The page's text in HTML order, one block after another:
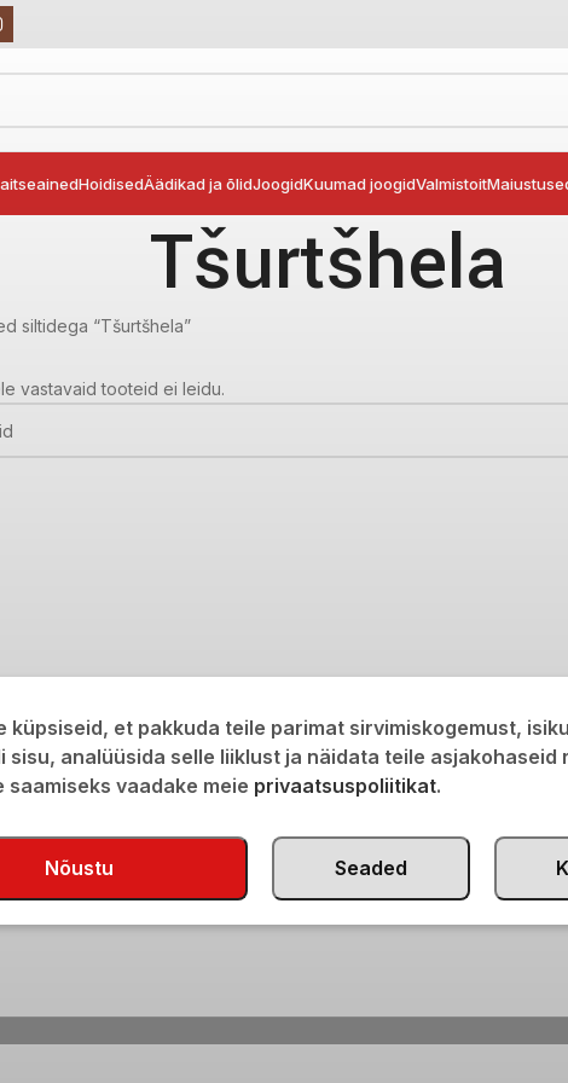
HoidisedÄädikad ja õlidJoogidKuumad joogidValmistoit
Tšurtšhela
siltidega “Tšurtšhela”
vastavaid tooteid ei leidu.
küpsiseid, et pakkuda teile parimat sirvimiskogemust,
sisu, analüüsida selle liiklust ja näidata teile asjakohaseid
saamiseks vaadake meie privaatsuspoliitikat.
Nõustu Seaded